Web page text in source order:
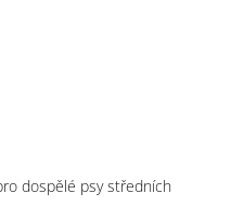
dospělé psy středních